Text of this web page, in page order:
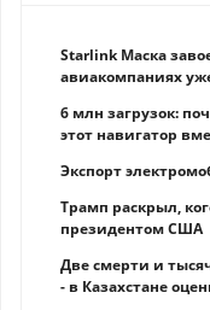
Starlink Маска
авиакомпаниях
6 млн загрузок:
этот навигатор
Экспорт
Трамп раскрыл,
президентом США
Две смерти и
- в Казахстане